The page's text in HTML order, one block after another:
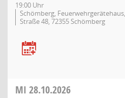
19:00 Uhr
Schömberg,
Straße 48, 72355 Schömberg
MI 28.10.2026